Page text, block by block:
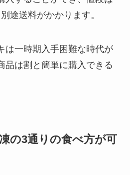
途送料がかかります。
は一時期入手困難な時代が
品は割と簡単に購入できる
の3通りの食べ方が可